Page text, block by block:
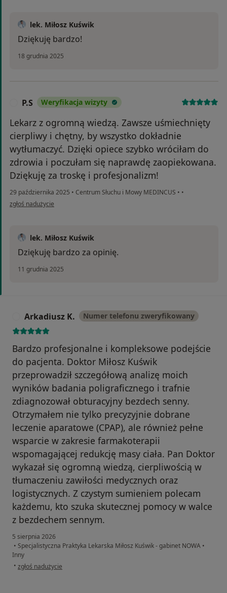
lek. Miłosz Kuświk
Dziękuję bardzo!
18 grudnia 2025
P.S Weryfikacja wizyty
Lekarz z ogromną wiedzą. Zawsze uśmiechnięty
cierpliwy i chętny, by wszystko dokładnie
wytłumaczyć. Dzięki opiece szybko wróciłam do
zdrowia i poczułam się naprawdę zaopiekowana.
Dziękuję za troskę i profesjonalizm!
29 października 2025 • Centrum Słuchu i Mowy MEDINCUS • •
w opinii użytkownika P.S
zgłoś nadużycie
lek. Miłosz Kuświk
Dziękuję bardzo za opinię.
11 grudnia 2025
Arkadiusz K. Numer telefonu zweryfikowany
Bardzo profesjonalne i kompleksowe podejście
do pacjenta. Doktor Miłosz Kuświk
przeprowadził szczegółową analizę moich
wyników badania poligraficznego i trafnie
zdiagnozował obturacyjny bezdech senny.
Otrzymałem nie tylko precyzyjnie dobrane
leczenie aparatowe (CPAP), ale również pełne
wsparcie w zakresie farmakoterapii
wspomagającej redukcję masy ciała. Pan Doktor
wykazał się ogromną wiedzą, cierpliwością w
tłumaczeniu zawiłości medycznych oraz
logistycznych. Z czystym sumieniem polecam
każdemu, kto szuka skutecznej pomocy w walce
z bezdechem sennym.
5 sierpnia 2026
• Specjalistyczna Praktyka Lekarska Miłosz Kuświk - gabinet NOWA •
Inny
• w opinii użytkownika Arkadiusz K.
zgłoś nadużycie